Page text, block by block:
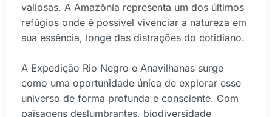
valiosas. A Amazônia representa um dos últimos
refúgios onde é possível vivenciar a natureza em
sua essência, longe das distrações do cotidiano.
A Expedição Rio Negro e Anavilhanas surge
como uma oportunidade única de explorar esse
universo de forma profunda e consciente. Com
paisagens deslumbrantes, biodiversidade